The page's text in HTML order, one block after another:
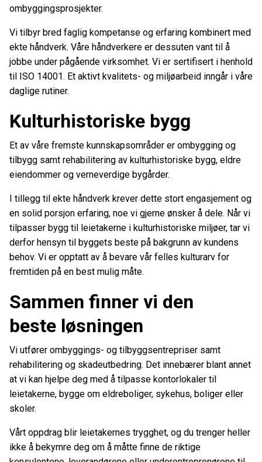
ombyggingsprosjekter.
Vi tilbyr bred faglig kompetanse og erfaring kombinert med
ekte håndverk. Våre håndverkere er dessuten vant til å
jobbe under pågående virksomhet. Vi er sertifisert i henhold
til ISO 14001. Et aktivt kvalitets- og miljøarbeid inngår i våre
daglige rutiner.
Kulturhistoriske bygg
Et av våre fremste kunnskapsområder er ombygging og
tilbygg samt rehabilitering av kulturhistoriske bygg, eldre
eiendommer og verneverdige bygårder.
I tillegg til ekte håndverk krever dette stort engasjement og
en solid porsjon erfaring, noe vi gjerne ønsker å dele. Når vi
tilpasser bygg til leietakerne i kulturhistoriske miljøer, tar vi
derfor hensyn til byggets beste på bakgrunn av kundens
behov. Vi er opptatt av å bevare vår felles kulturarv for
fremtiden på en best mulig måte.
Sammen finner vi den
beste løsningen
Vi utfører ombyggings- og tilbyggsentrepriser samt
rehabilitering og skadeutbedring. Det innebærer blant annet
at vi kan hjelpe deg med å tilpasse kontorlokaler til
leietakerne, bygge om eldreboliger, sykehus, boliger eller
skoler.
Vårt oppdrag blir leietakernes trygghet, og du trenger heller
ikke å bekymre deg om å måtte finne de riktige